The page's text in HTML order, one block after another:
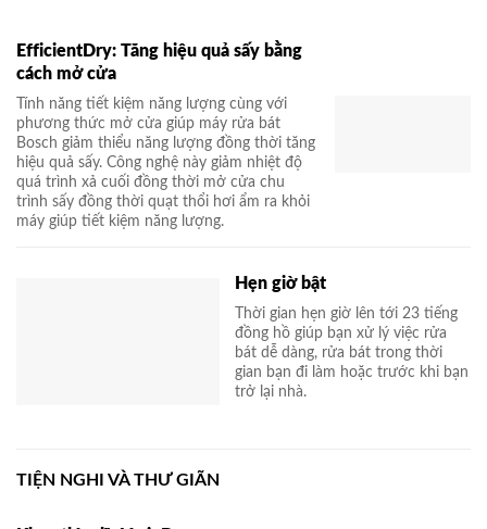
EfficientDry: Tăng hiệu quả sấy bằng
cách mở cửa
Tính năng tiết kiệm năng lượng cùng với
phương thức mở cửa giúp máy rửa bát
Bosch giảm thiểu năng lượng đồng thời tăng
hiệu quả sấy. Công nghệ này giảm nhiệt độ
quá trình xả cuối đồng thời mở cửa chu
trình sấy đồng thời quạt thổi hơi ẩm ra khỏi
máy giúp tiết kiệm năng lượng.
Hẹn giờ bật
Thời gian hẹn giờ lên tới 23 tiếng
đồng hồ giúp bạn xử lý việc rửa
bát dễ dàng, rửa bát trong thời
gian bạn đi làm hoặc trước khi bạn
trở lại nhà.
TIỆN NGHI VÀ THƯ GIÃN